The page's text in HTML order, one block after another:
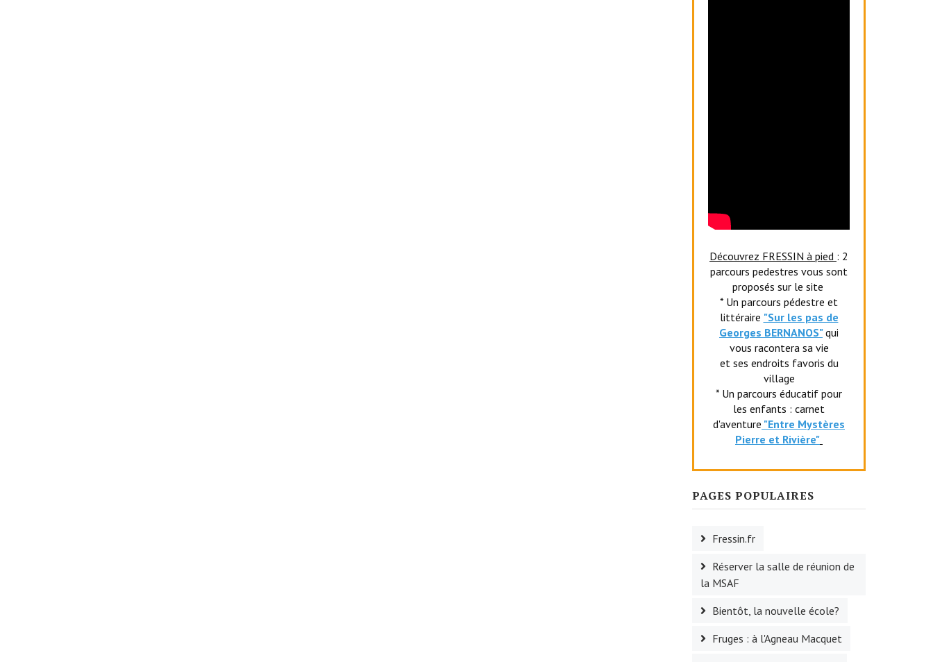
Découvrez FRESSIN à pied : 2
parcours pedestres vous sont
proposés sur le site
* Un parcours pédestre et
littéraire "Sur les pas de
Georges BERNANOS" qui
vous racontera sa vie
et ses endroits favoris du
village
* Un parcours éducatif pour
les enfants : carnet
d'aventure "Entre Mystères
Pierre et Rivière"
PAGES POPULAIRES
Fressin.fr
Réserver la salle de réunion de
la MSAF
Bientôt, la nouvelle école?
Fruges : à l'Agneau Macquet